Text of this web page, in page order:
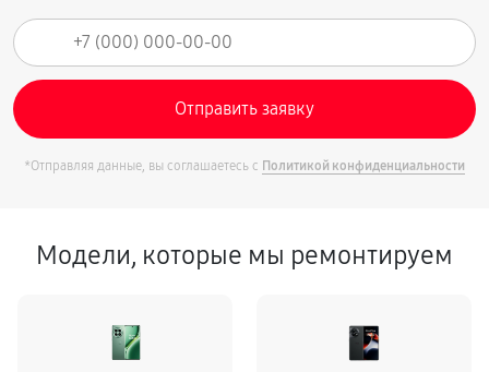
*Отправляя данные, вы соглашаетесь с Политикой конфиденциальности
Модели, которые мы ремонтируем